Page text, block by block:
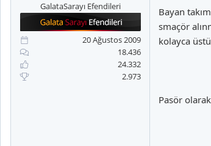
GalataSarayı Efendileri
20 Ağustos 2009
18.436
24.332
2.973
Bayan
smaçör
kolayca
Pasör